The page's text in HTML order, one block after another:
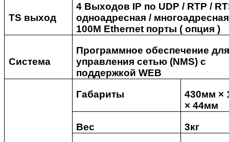
TS выход
4 Выходов IP по UDP / RTP /
одноадресная /
100M Ethernet порты ( опция )
Система
Программное обеспечение
управления сетью (NMS) с
поддержкой WEB
Габариты
430мм ×
× 44мм
Вес
3кг